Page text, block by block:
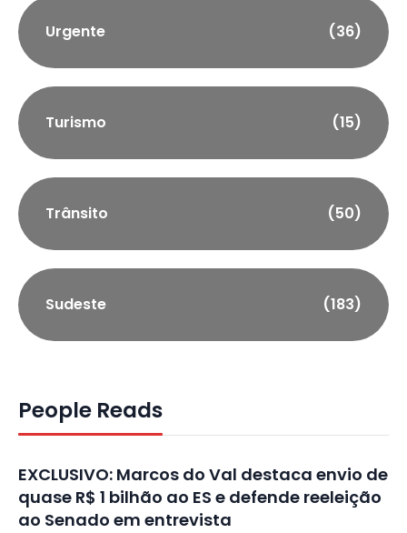
Urgente (36)
Turismo (15)
Trânsito (50)
Sudeste (183)
People Reads
EXCLUSIVO: Marcos do Val destaca envio de
quase R$ 1 bilhão ao ES e defende reeleição
ao Senado em entrevista